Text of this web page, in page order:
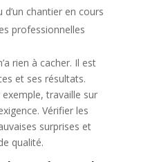
chantier en cours
professionnelles
rien à cacher. Il est
et ses résultats.
exemple, travaille sur
Vérifier les
surprises et
qualité.